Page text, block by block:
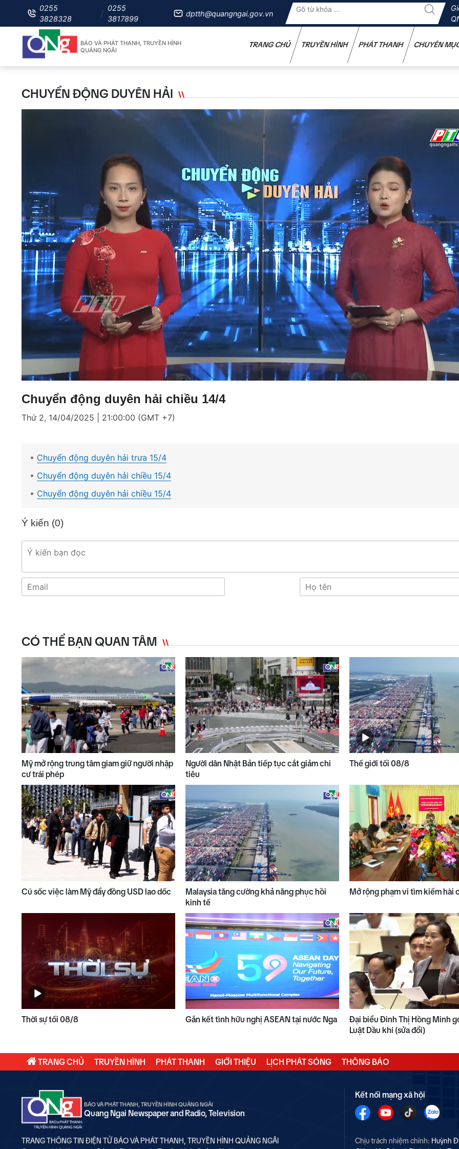
0255
3828328
0255
3817899
dptth@quangngai.gov.vn
BÁO VÀ PHÁT THANH, TRUYỀN HÌNH
QUẢNG NGÃI
TRANG CHỦ TRUYỀN HÌNH PHÁT THANH CHUYÊN
CHUYỂN ĐỘNG DUYÊN HẢI
Mute
2.24%
Chuyển động duyên hải chiều 14/4
Thứ 2, 14/04/2025 | 21:00:00 (GMT +7)
Chuyển động duyên hải trưa 15/4
Chuyển động duyên hải chiều 15/4
Chuyển động duyên hải chiều 15/4
Ý kiến (0)
CÓ THỂ BẠN QUAN TÂM
Mỹ mở rộng trung tâm giam giữ người nhập
cư trái phép
Người dân Nhật Bản tiếp tục cắt giảm chi
tiêu
Thế giới tối 08/8
Cú sốc việc làm Mỹ đẩy đồng USD lao dốc
Malaysia tăng cường khả năng phục hồi
kinh tế
Mở rộng phạm vi tìm kiếm hài
Thời sự tối 08/8 Gắn kết tình hữu nghị ASEAN tại nước Nga
Đại biểu Đinh Thị Hồng Minh
Luật Dầu khí (sửa đổi)
TRANG CHỦ TRUYỀN HÌNH PHÁT THANH GIỚI THIỆU LỊCH PHÁT SÓNG THÔNG BÁO
BÁO VÀ PHÁT THANH, TRUYỀN HÌNH QUẢNG NGÃI
Quang Ngai Newspaper and Radio, Television
TRANG THÔNG TIN ĐIỆN TỬ BÁO VÀ PHÁT THANH, TRUYỀN HÌNH QUẢNG NGÃI
Kết nối mạng xã hội
Chịu trách nhiệm chính: Huỳnh